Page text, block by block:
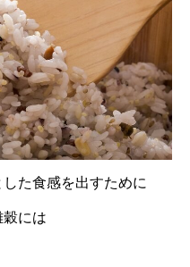
た食感を出すために
には